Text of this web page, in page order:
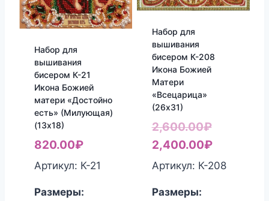
Набор для
вышивания
бисером К-21
Икона Божией
матери «Достойно
есть» (Милующая)
(13х18)
820.00₽
Артикул: К-21
Размеры:
Набор для
вышивания
бисером К-208
Икона Божией
Матери
«Всецарица»
(26х31)
2,600.00₽
цена
2,400.00₽Текущая
цена:
Артикул: К-208
Размеры: